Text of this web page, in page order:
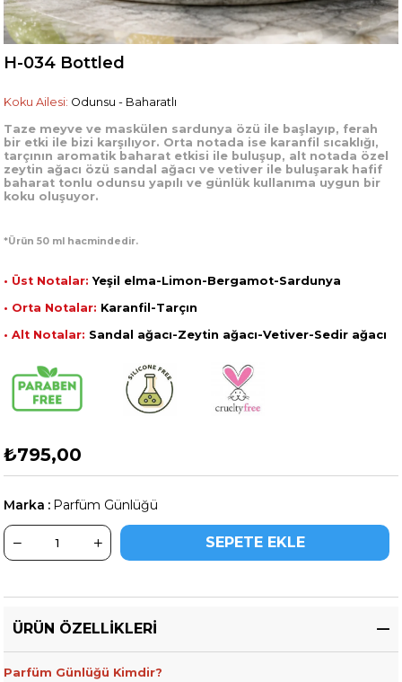
H-034 Bottled
Koku Ailesi: Odunsu - Baharatlı
Taze meyve ve maskülen sardunya özü ile başlayıp, ferah
bir etki ile bizi karşılıyor. Orta notada ise karanfil sıcaklığı,
tarçının aromatik baharat etkisi ile buluşup, alt notada özel
zeytin ağacı özü sandal ağacı ve vetiver ile buluşarak hafif
baharat tonlu odunsu yapılı ve günlük kullanıma uygun bir
koku oluşuyor.
*Ürün 50 ml hacmindedir.
• Üst Notalar: Yeşil elma-Limon-Bergamot-Sardunya
• Orta Notalar: Karanfil-Tarçın
• Alt Notalar: Sandal ağacı-Zeytin ağacı-Vetiver-Sedir ağacı
₺795,00
Marka : Parfüm Günlüğü
ÜRÜN ÖZELLIKLERI
Parfüm Günlüğü Kimdir?